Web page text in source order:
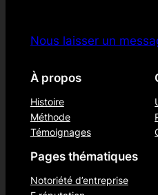
Nous laisser un
À propos
Histoire
Méthode
Témoignages
Pages thématiques
Notoriété d’entreprise